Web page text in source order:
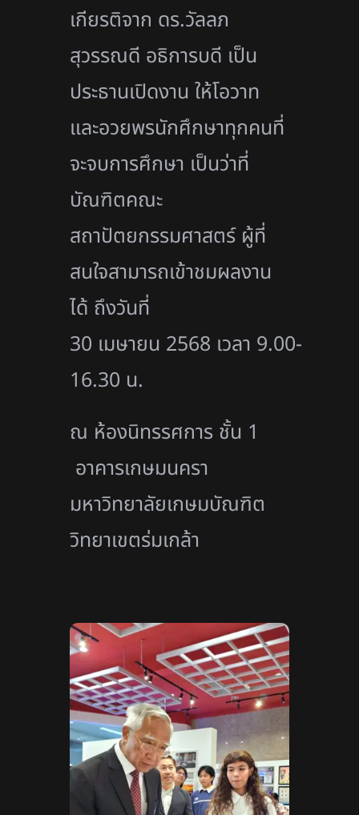
เกียรติจาก ดร.วัลลภ
สุวรรณดี อธิการบดี เป็น
ประธานเปิดงาน ให้โอวาท
และอวยพรนักศึกษาทุกคนที่
จะจบการศึกษา เป็นว่าที่
บัณฑิตคณะ
สถาปัตยกรรมศาสตร์ ผู้ที่
สนใจสามารถเข้าชมผลงาน
ได้ ถึงวันที่
30 เมษายน 2568 เวลา 9.00-
16.30 น.
ณ ห้องนิทรรศการ ชั้น 1
อาคารเกษมนครา
มหาวิทยาลัยเกษมบัณฑิต
วิทยาเขตร่มเกล้า